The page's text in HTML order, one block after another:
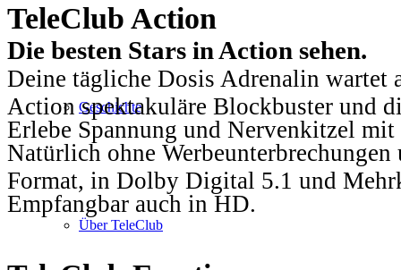
Geschichte
Über TeleClub
TeleClub Action
Die besten Stars in Action sehen.
Deine tägliche Dosis Adrenalin wartet
Action spektakuläre Blockbuster und
Erlebe Spannung und Nervenkitzel
Natürlich ohne
Format, in Dolby Digital 5.1 und
Empfangbar auch in HD.